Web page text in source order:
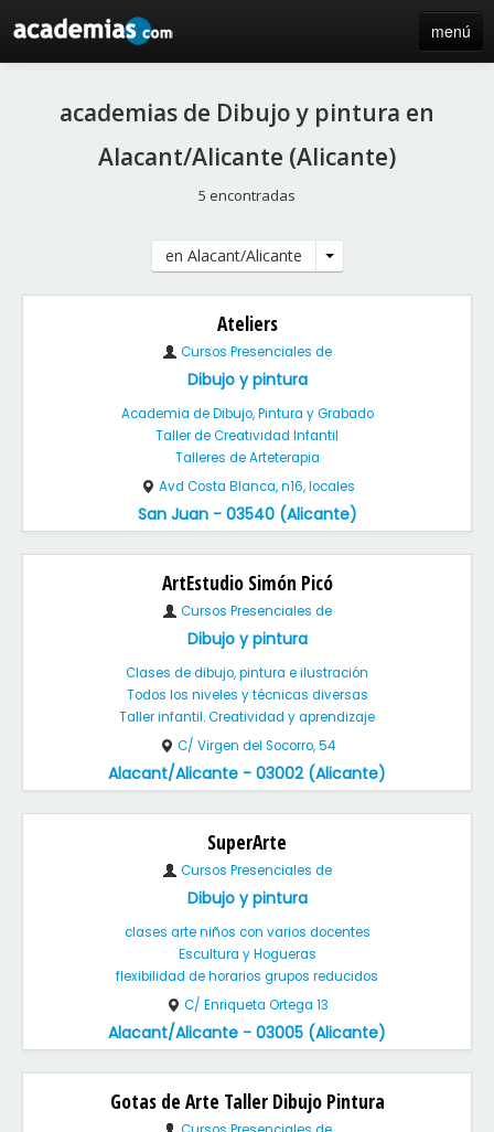
menú
blog
directorio
academias de Dibujo y pintura en
Alacant/Alicante (Alicante)
5 encontradas
en Alacant/Alicante
Ateliers
Cursos Presenciales de
Dibujo y pintura
Academia de Dibujo, Pintura y Grabado
Taller de Creatividad Infantil
Talleres de Arteterapia
Avd Costa Blanca, n16, locales
San Juan - 03540 (Alicante)
ArtEstudio Simón Picó
Cursos Presenciales de
Dibujo y pintura
Clases de dibujo, pintura e ilustración
Todos los niveles y técnicas diversas
Taller infantil. Creatividad y aprendizaje
C/ Virgen del Socorro, 54
Alacant/Alicante - 03002 (Alicante)
SuperArte
Cursos Presenciales de
Dibujo y pintura
clases arte niños con varios docentes
Escultura y Hogueras
flexibilidad de horarios grupos reducidos
C/ Enriqueta Ortega 13
Alacant/Alicante - 03005 (Alicante)
Gotas de Arte Taller Dibujo Pintura